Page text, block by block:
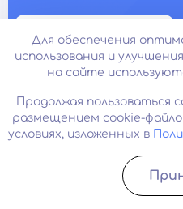
Записатьcя
Для обеспечения
использования и
на сайте
Продолжая пользоваться
размещением cookie-
условиях, изложенных в